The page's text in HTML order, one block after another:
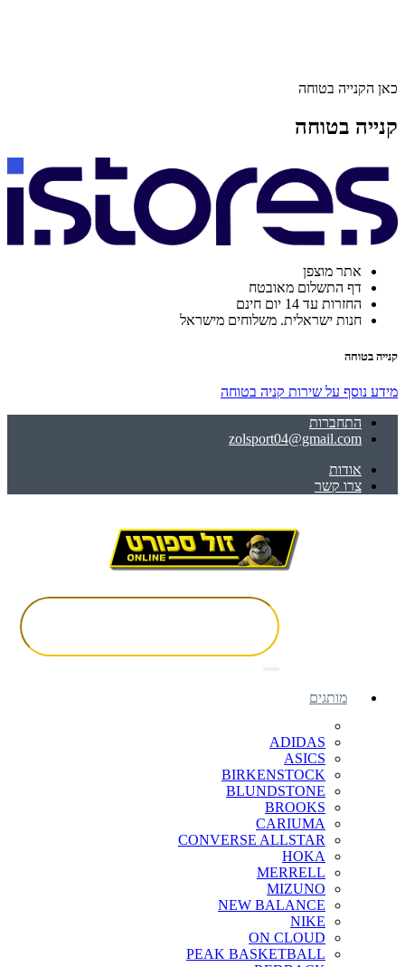
כאן הקנייה בטוחה
קנייה בטוחה
אתר מוצפן
דף התשלום מאובטח
החזרות עד 14 יום חינם
חנות ישראלית. משלוחים מישראל
קנייה בטוחה
מידע נוסף על שירות קניה בטוחה
התחברות
zolsport04@gmail.com
אודות
צרו קשר
מותגים
ADIDAS
ASICS
BIRKENSTOCK
BLUNDSTONE
BROOKS
CARIUMA
CONVERSE ALLSTAR
HOKA
MERRELL
MIZUNO
NEW BALANCE
NIKE
ON CLOUD
PEAK BASKETBALL